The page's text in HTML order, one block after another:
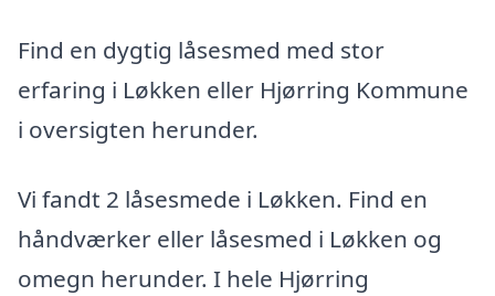
Find en dygtig låsesmed med stor
erfaring i Løkken eller Hjørring Kommune
i oversigten herunder.
Vi fandt 2 låsesmede i Løkken. Find en
håndværker eller låsesmed i Løkken og
omegn herunder. I hele Hjørring